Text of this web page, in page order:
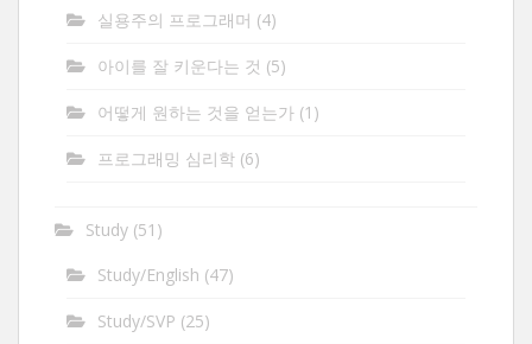
실용주의 프로그래머 (4)
아이를 잘 키운다는 것 (5)
어떻게 원하는 것을 얻는가 (1)
프로그래밍 심리학 (6)
Study (51)
Study/English (47)
Study/SVP (25)